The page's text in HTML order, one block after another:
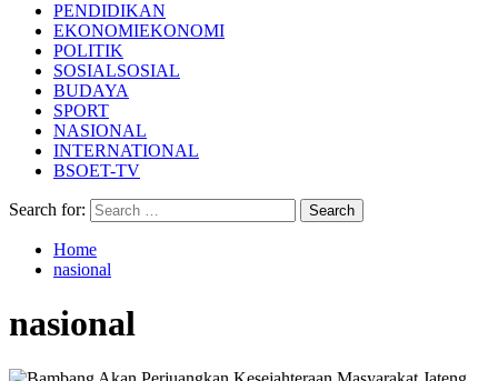
PENDIDIKAN
EKONOMIEKONOMI
POLITIK
SOSIALSOSIAL
BUDAYA
SPORT
NASIONAL
INTERNATIONAL
BSOET-TV
Search for:
Home
nasional
nasional